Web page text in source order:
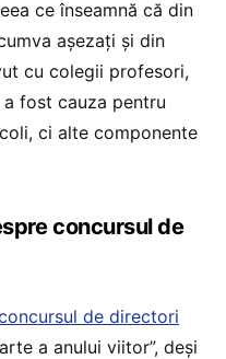
ce înseamnă că din
așezați și din
cu colegii profesori,
fost cauza pentru
ci alte componente
concursul de
de directori
a anului viitor”, deși